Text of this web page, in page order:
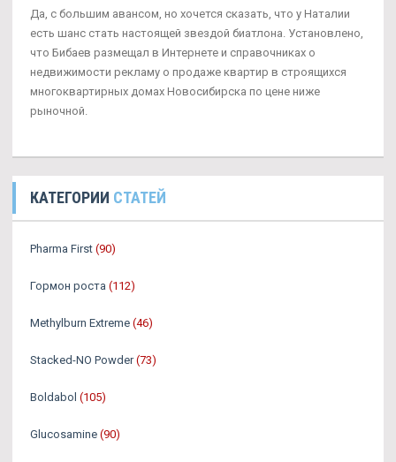
Да, с большим авансом, но хочется сказать, что у Наталии
есть шанс стать настоящей звездой биатлона. Установлено,
что Бибаев размещал в Интернете и справочниках о
недвижимости рекламу о продаже квартир в строящихся
многоквартирных домах Новосибирска по цене ниже
рыночной.
КАТЕГОРИИ СТАТЕЙ
Pharma First (90)
Гормон роста (112)
Methylburn Extreme (46)
Stacked-NO Powder (73)
Boldabol (105)
Glucosamine (90)